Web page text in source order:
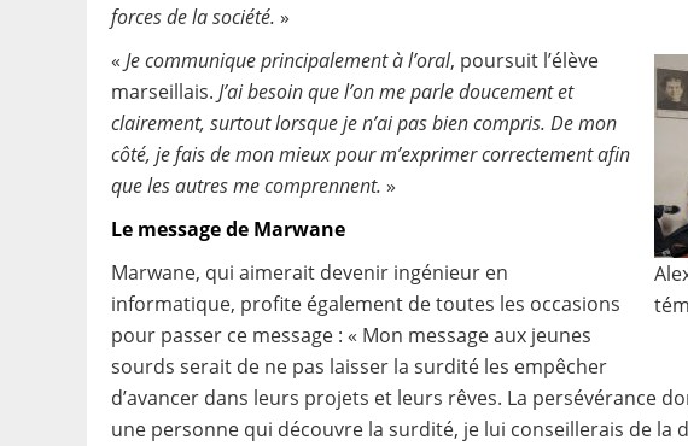
forces de la société. »
« Je communique principalement à l’oral, poursuit l’élève
marseillais. J’ai besoin que l’on me parle doucement et
clairement, surtout lorsque je n’ai pas bien compris. De mon
côté, je fais de mon mieux pour m’exprimer correctement afin
que les autres me comprennent. »
Le message de Marwane
Marwane, qui aimerait devenir ingénieur en
informatique, profite également de toutes les occasions
pour passer ce message : « Mon message aux jeunes
sourds serait de ne pas laisser la surdité les empêcher
d’avancer dans leurs projets et leurs rêves. La persévérance
une personne qui découvre la surdité, je lui conseillerais de la